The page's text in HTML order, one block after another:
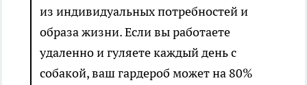
из индивидуальных потребностей и
образа жизни. Если вы работаете
удаленно и гуляете каждый день с
собакой, ваш гардероб может на 80%